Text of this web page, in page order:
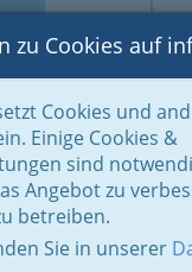
Suche
zu Cookies auf
Cookies und
Einige Cookies &
sind
Angebot zu
betreiben.
Sie in unserer
Hoamat - Steiermark -
Tourismusbüros
Club
die